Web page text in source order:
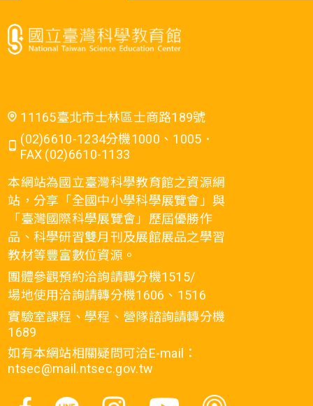
11165臺北市士林區士商路189號
(02)6610-1234分機1000、1005．
FAX (02)6610-1133
本網站為國立臺灣科學教育館之資源網
站，分享「全國中小學科學展覽會」與
「臺灣國際科學展覽會」歷屆優勝作
品、科學研習雙月刊及展館展品之學習
教材等豐富數位資源。
團體參觀預約洽詢請轉分機1515/
場地使用洽詢請轉分機1606、1516
實驗室課程、學程、營隊諮詢請轉分機
1689
如有本網站相關疑問可洽E-mail：
ntsec@mail.ntsec.gov.tw